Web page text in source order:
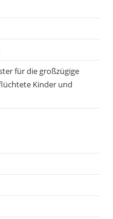
für die großzügige
Kinder und